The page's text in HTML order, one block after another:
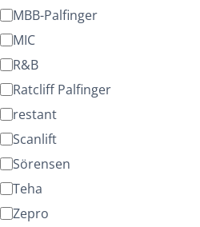
MBB-Palfinger
MIC
R&B
Ratcliff Palfinger
restant
Scanlift
Sörensen
Teha
Zepro